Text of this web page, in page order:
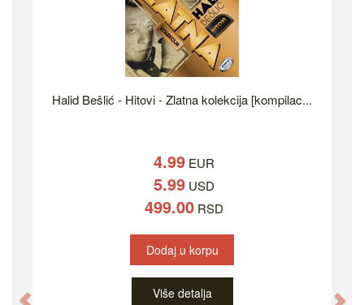
Halid Bešlić - Hitovi - Zlatna kolekcija [kompilac...
4.99 EUR
5.99 USD
499.00 RSD
Dodaj u korpu
Više detalja